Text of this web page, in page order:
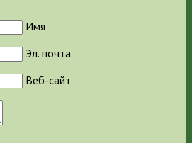
Имя
Эл. почта
Веб-сайт